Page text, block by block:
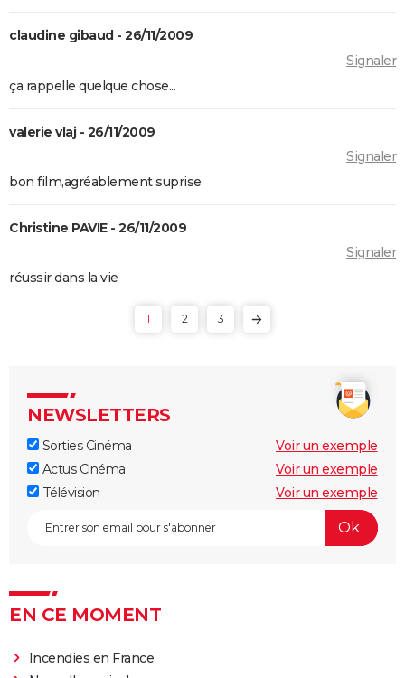
Seven
A Couteaux Tirés : synopsis, casting, streaming, avis,
bande-annonce, interview...
Zodiac : synopsis, casting, bande-annonce, histoire
Black Swan
Fight Club
Les Crimes du futur
Drive : Ryan Gosling conduit-il vraiment dans le
film ?
Old boy
Maigret : synopsis, casting, Depardieu, avis...
The Dog Stars : le thriller de Ridley Scott se dévoile
dans une nouvelle bande-annonce
claudine gibaud - 26/11/2009
Signaler
ça rappelle quelque chose...
valerie vlaj - 26/11/2009
Signaler
bon film,agréablement suprise
Christine PAVIE - 26/11/2009
Signaler
réussir dans la vie
1 2 3
NEWSLETTERS
Sorties Cinéma
Voir un exemple
Actus Cinéma
Voir un exemple
Télévision
Voir un exemple
EN CE MOMENT
Incendies en France